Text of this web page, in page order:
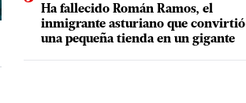
Ha fallecido Román Ramos, el
inmigrante asturiano que convirtió
una pequeña tienda en un gigante